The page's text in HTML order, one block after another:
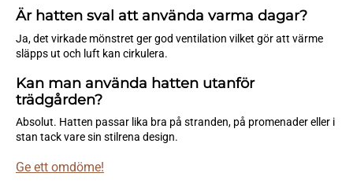
Är hatten sval att använda varma dagar?
Ja, det virkade mönstret ger god ventilation vilket gör att värme
släpps ut och luft kan cirkulera.
Kan man använda hatten utanför
trädgården?
Absolut. Hatten passar lika bra på stranden, på promenader eller i
stan tack vare sin stilrena design.
Ge ett omdöme!